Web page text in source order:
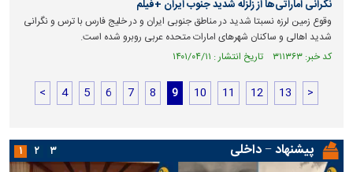
نگرانی اماراتی‌ها از زلزله شدید جنوب ایران +فیلم
وقوع زمین لرزه نسبتا شدید در مناطق جنوبی ایران و در خلیج فارس با ترس و نگرانی
شدید اهالی و ساکنان شهرهای امارات متحده عربی روبرو شده است.
کد خبر: ۳۱۱۳۶۳ تاریخ انتشار : ۱۴۰۱/۰۴/۱۱
< 4 5 6 7 8 9 10 11 12 13 >
پیشنهاد − داخلی ۱ ۲ ۳